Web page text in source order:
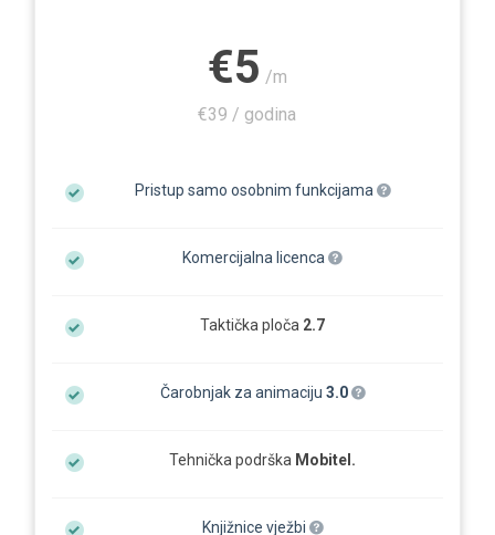
€5 /m
€39 / godina
Pristup samo osobnim funkcijama
Komercijalna licenca
Taktička ploča 2.7
Čarobnjak za animaciju 3.0
Tehnička podrška Mobitel.
Knjižnice vježbi